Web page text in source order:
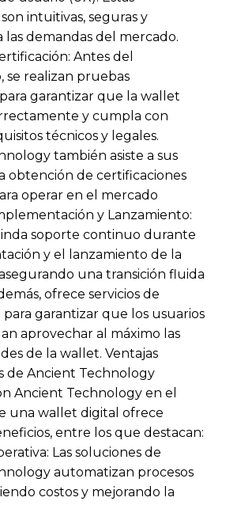
intuitivas, seguras y
las demandas del mercado.
Antes del
se realizan pruebas
garantizar que la wallet
y cumpla con
técnicos y legales.
también asiste a sus
obtención de certificaciones
operar en el mercado
y Lanzamiento:
soporte continuo durante
y el lanzamiento de la
una transición fluida
ofrece servicios de
para garantizar que los usuarios
aprovechar al máximo las
de la wallet. Ventajas
de Ancient Technology
Ancient Technology en el
una wallet digital ofrece
entre los que destacan:
Las soluciones de
automatizan procesos
costos y mejorando la